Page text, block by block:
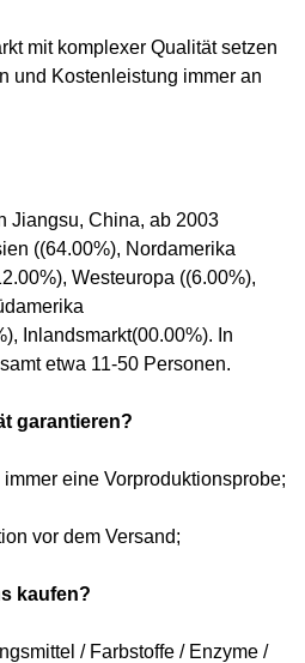
mit komplexer Qualität setzen
und Kostenleistung immer an
Jiangsu, China, ab 2003
((64.00%), Nordamerika
Westeuropa ((6.00%),
Inlandsmarkt(00.00%). In
etwa 11-50 Personen.
garantieren?
eine Vorproduktionsprobe;
vor dem Versand;
kaufen?
/ Farbstoffe / Enzyme /